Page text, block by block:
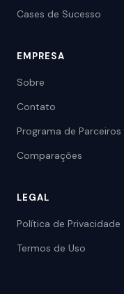
Cases de Sucesso
EMPRESA
Sobre
Contato
Programa de Parceiros
Comparações
LEGAL
Política de Privacidade
Termos de Uso